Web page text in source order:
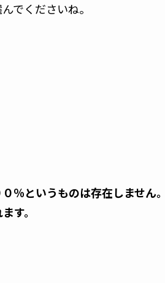
でくださいね。
％というものは存在しません。
す。